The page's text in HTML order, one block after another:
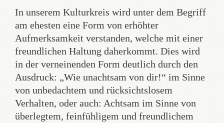
In unserem Kulturkreis wird unter dem Begriff
am ehesten eine Form von erhöhter
Aufmerksamkeit verstanden, welche mit einer
freundlichen Haltung daherkommt. Dies wird
in der verneinenden Form deutlich durch den
Ausdruck: „Wie unachtsam von dir!“ im Sinne
von unbedachtem und rücksichtslosem
Verhalten, oder auch: Achtsam im Sinne von
überlegtem, feinfühligem und freundlichem